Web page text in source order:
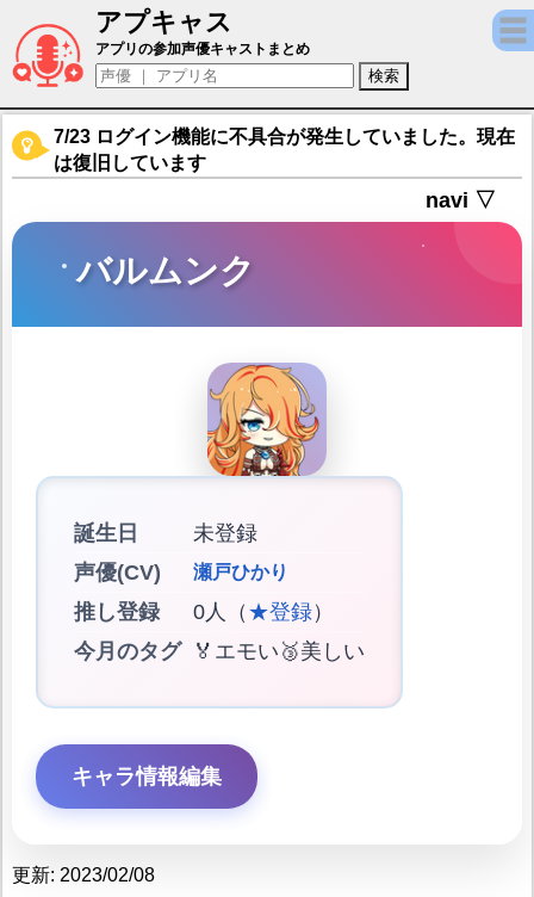
アプキャス
バルムンク（声優：瀬戸ひかり)【異世界に
アプリの参加声優キャストまとめ
7/23 ログイン機能に不具合が発生していました。現在
は復旧しています
navi ▽
バルムンク
誕生日
未登録
声優(CV)
瀬戸ひかり
推し登録 0人（ ★登録）
今月のタグ
🏅エモい🥉美しい
キャラ情報編集
更新: 2023/02/08